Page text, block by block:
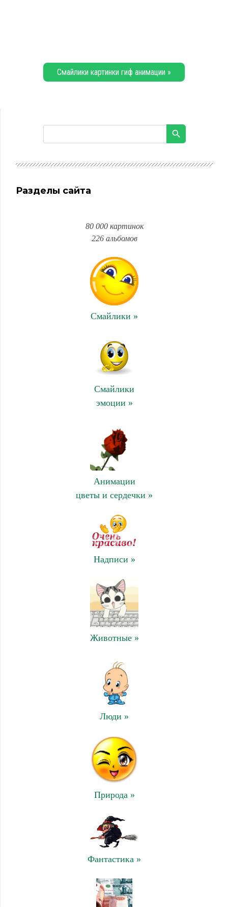
Смайлики картинки гиф анимации »
Разделы сайта
80 000 картинок
226 альбомов
Смайлики »
Смайлики
эмоции »
Анимации
цветы и сердечки »
Надписи »
Животные »
Люди »
Природа »
Фантастика »